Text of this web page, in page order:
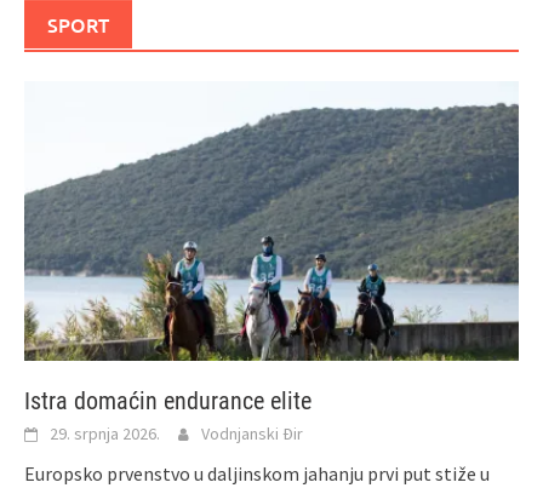
SPORT
Istra domaćin endurance elite
29. srpnja 2026. Vodnjanski Đir
Europsko prvenstvo u daljinskom jahanju prvi put stiže u